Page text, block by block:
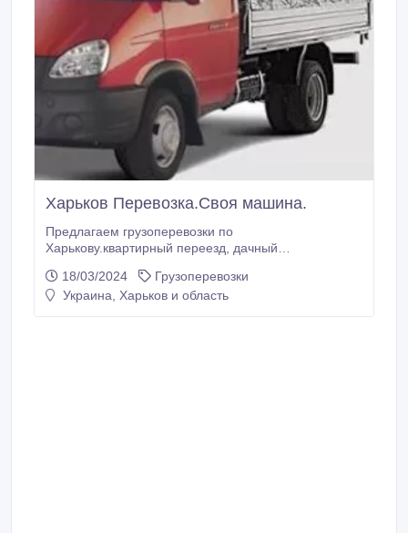
Харьков Перевозка.Своя машина.
Предлагаем грузоперевозки по
Харькову.квартирный переезд, дачный
авто..18/03/2024
Грузоперевозки
Украина, Харьков и область